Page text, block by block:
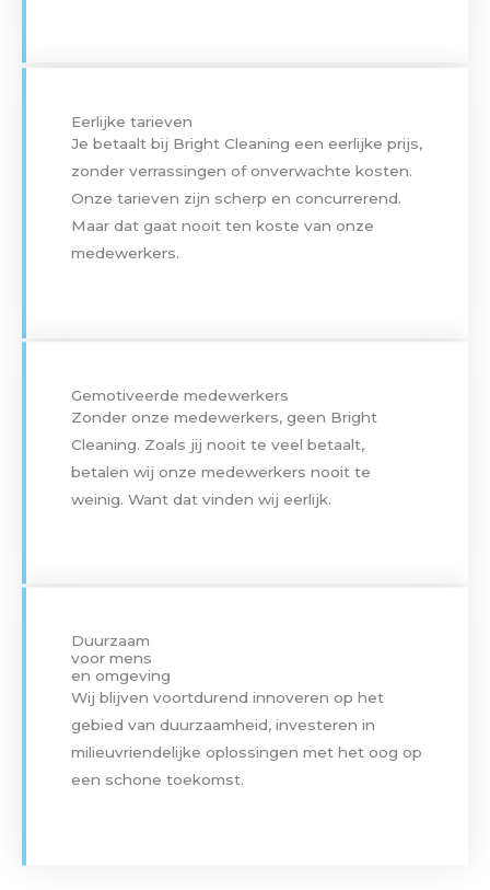
Eerlijke tarieven
Je betaalt bij Bright Cleaning een eerlijke prijs,
zonder verrassingen of onverwachte kosten.
Onze tarieven zijn scherp en concurrerend.
Maar dat gaat nooit ten koste van onze
medewerkers.
Gemotiveerde medewerkers
Zonder onze medewerkers, geen Bright
Cleaning. Zoals jij nooit te veel betaalt,
betalen wij onze medewerkers nooit te
weinig. Want dat vinden wij eerlijk.
Duurzaam
voor mens
en omgeving
Wij blijven voortdurend innoveren op het
gebied van duurzaamheid, investeren in
milieuvriendelijke oplossingen met het oog op
een schone toekomst.